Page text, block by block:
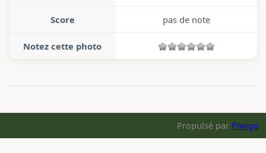
Score pas de note
Notez cette photo
Propulsé par Piwigo